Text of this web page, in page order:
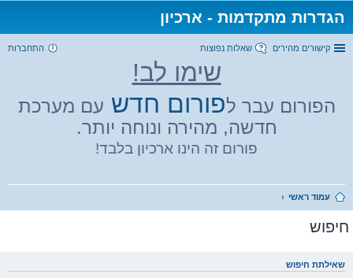
הגדרות מתקדמות - ארכיון
קישורים מהירים שאלות נפוצות התחברות
שימו לב!
הפורום עבר לפורום חדש עם מערכת
חדשה, מהירה ונוחה יותר.
פורום זה הינו ארכיון בלבד!
עמוד ראשי
חיפוש
שאילתת חיפוש